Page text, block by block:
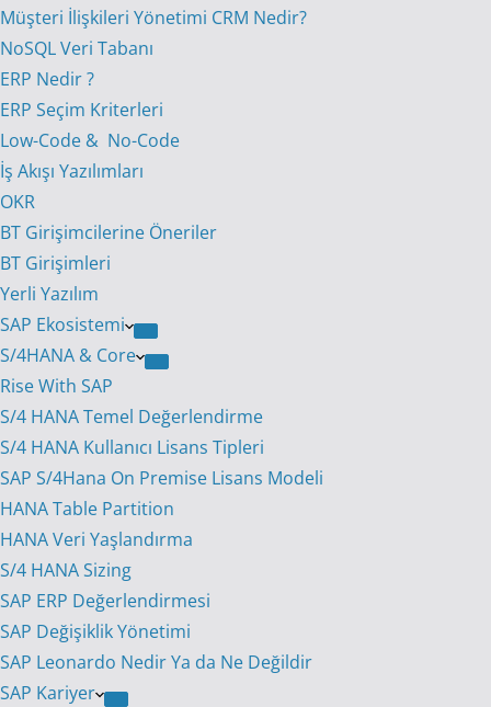
Müşteri İlişkileri Yönetimi CRM Nedir?
NoSQL Veri Tabanı
ERP Nedir ?
ERP Seçim Kriterleri
Low-Code & No-Code
İş Akışı Yazılımları
OKR
BT Girişimcilerine Öneriler
BT Girişimleri
Yerli Yazılım
SAP Ekosistemi
S/4HANA & Core
Rise With SAP
S/4 HANA Temel Değerlendirme
S/4 HANA Kullanıcı Lisans Tipleri
SAP S/4Hana On Premise Lisans Modeli
HANA Table Partition
HANA Veri Yaşlandırma
S/4 HANA Sizing
SAP ERP Değerlendirmesi
SAP Değişiklik Yönetimi
SAP Leonardo Nedir Ya da Ne Değildir
SAP Kariyer